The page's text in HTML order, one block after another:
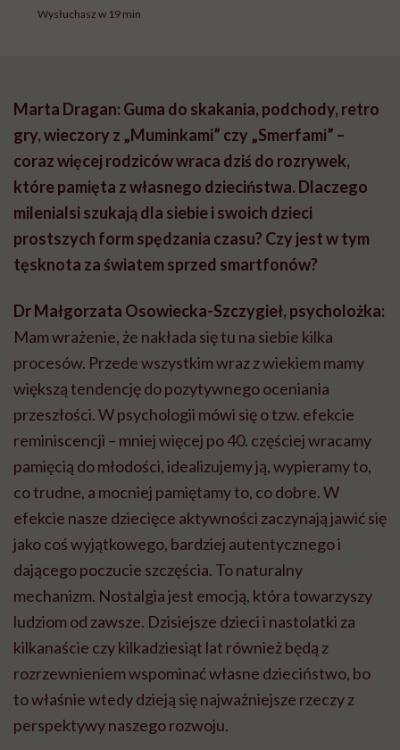
Wysłuchasz w 19 min
Marta Dragan: Guma do skakania, podchody, retro
gry, wieczory z „Muminkami” czy „Smerfami” –
coraz więcej rodziców wraca dziś do rozrywek,
które pamięta z własnego dzieciństwa. Dlaczego
milenialsi szukają dla siebie i swoich dzieci
prostszych form spędzania czasu? Czy jest w tym
tęsknota za światem sprzed smartfonów?
Dr Małgorzata Osowiecka-Szczygieł, psycholożka:
Mam wrażenie, że nakłada się tu na siebie kilka
procesów. Przede wszystkim wraz z wiekiem mamy
większą tendencję do pozytywnego oceniania
przeszłości. W psychologii mówi się o tzw. efekcie
reminiscencji – mniej więcej po 40. częściej wracamy
pamięcią do młodości, idealizujemy ją, wypieramy to,
co trudne, a mocniej pamiętamy to, co dobre. W
efekcie nasze dziecięce aktywności zaczynają jawić się
jako coś wyjątkowego, bardziej autentycznego i
dającego poczucie szczęścia. To naturalny
mechanizm. Nostalgia jest emocją, która towarzyszy
ludziom od zawsze. Dzisiejsze dzieci i nastolatki za
kilkanaście czy kilkadziesiąt lat również będą z
rozrzewnieniem wspominać własne dzieciństwo, bo
to właśnie wtedy dzieją się najważniejsze rzeczy z
perspektywy naszego rozwoju.